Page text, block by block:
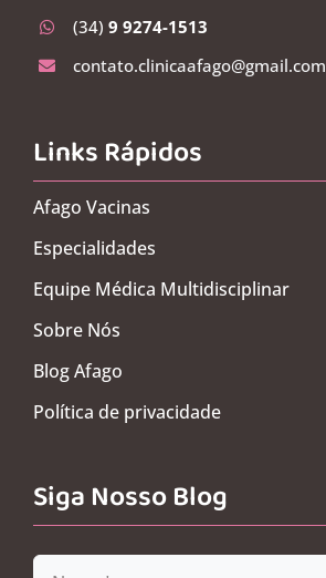
(34) 9 9274-1513
contato.clinicaafago@gmail.com
Links Rápidos
Afago Vacinas
Especialidades
Equipe Médica Multidisciplinar
Sobre Nós
Blog Afago
Política de privacidade
Siga Nosso Blog